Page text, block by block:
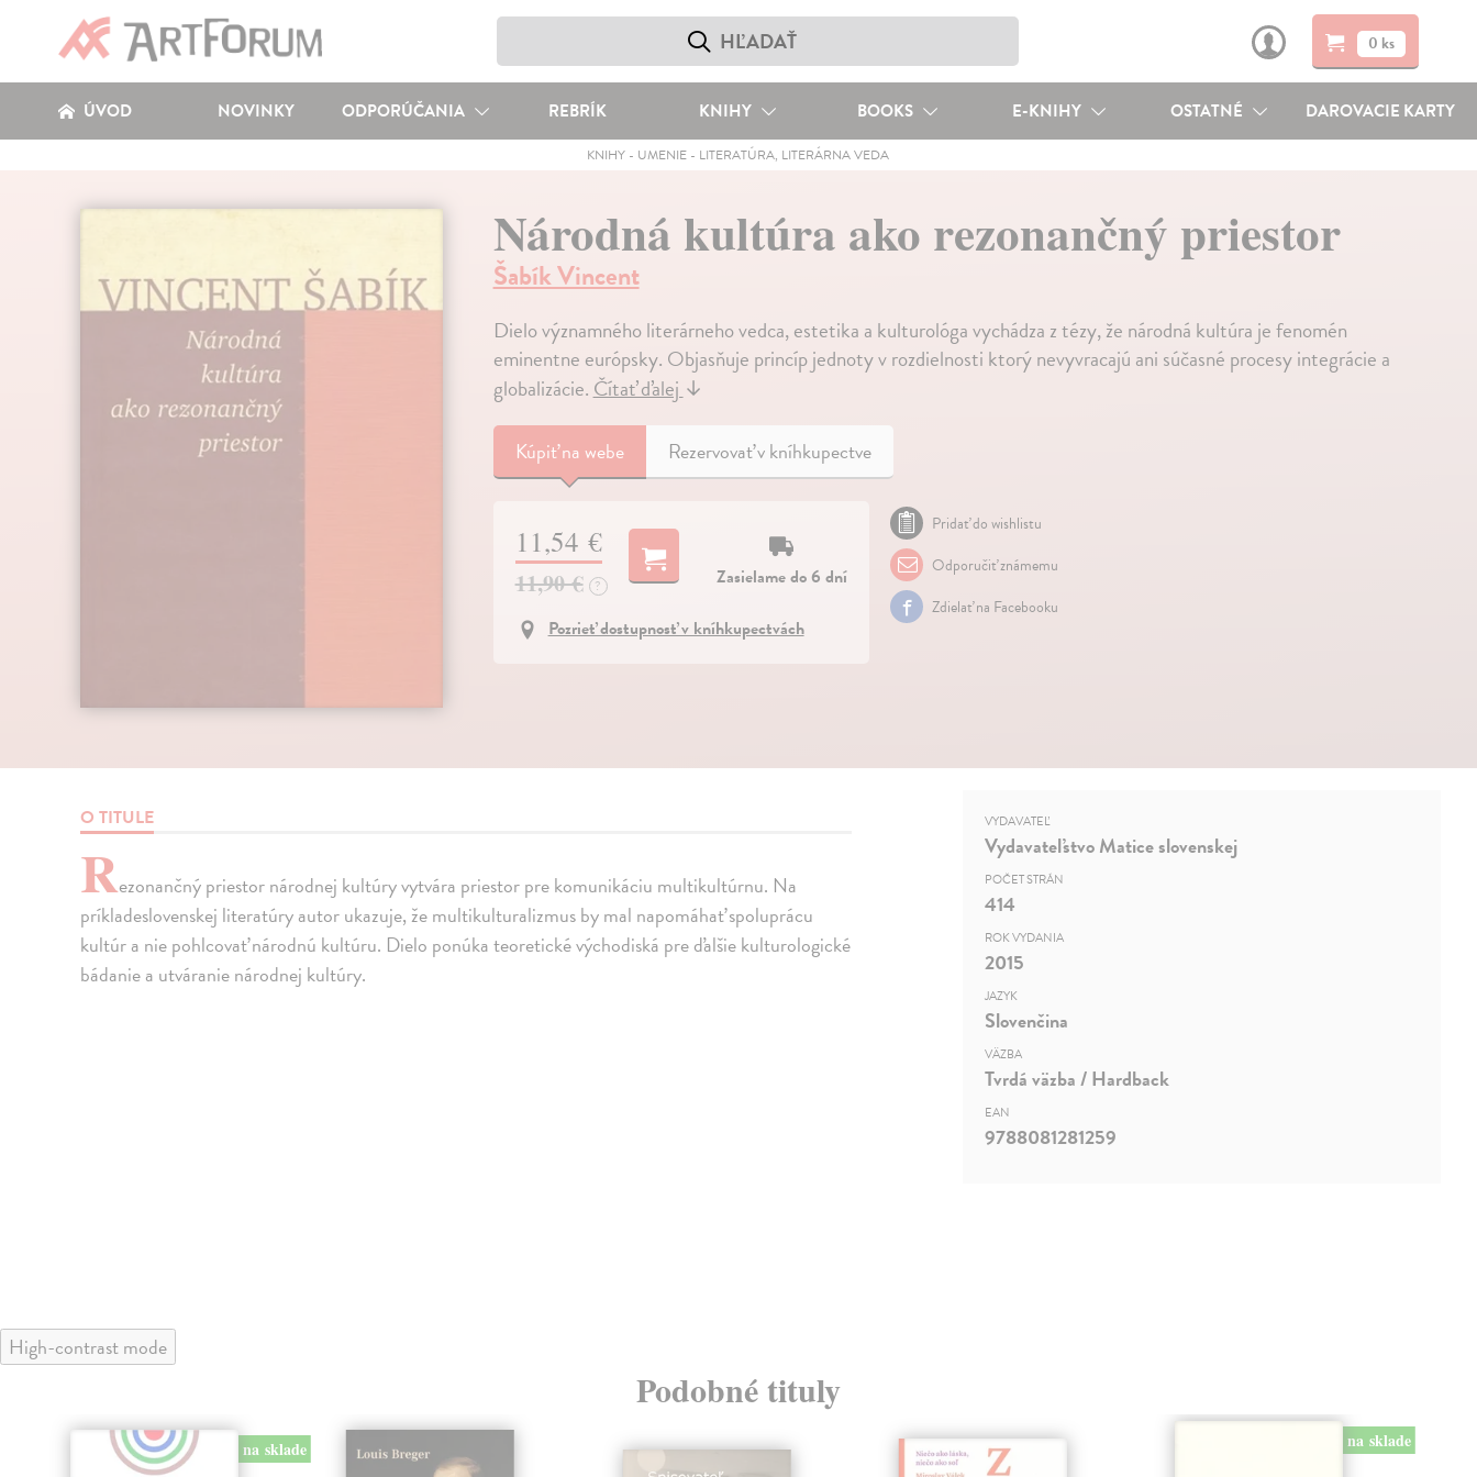
0 ks
ÚVOD NOVINKY ODPORÚČANIA REBRÍK KNIHY BOOKS E-KNIHY OSTATNÉ DAROVACIE KARTY
KNIHY - UMENIE - LITERATÚRA, LITERÁRNA VEDA
Národná kultúra ako rezonančný priestor
Šabík Vincent
Dielo významného literárneho vedca, estetika a kulturológa vychádza z tézy, že národná kultúra je fenomén
eminentne európsky. Objasňuje princíp jednoty v rozdielnosti ktorý nevyvracajú ani súčasné procesy integrácie a
globalizácie.Čítať ďalej↓
Kúpiťna webe Rezervovať v kníhkupectve
11,54 €
11,90 € ?
Zasielame do 6 dní
Pozrieť dostupnosť v kníhkupectvách
Pridať do wishlistu
Odporučiť známemu
Zdielať na Facebooku
O TITULE
Rezonančný priestor národnej kultúry vytvára priestor pre komunikáciu multikultúrnu. Na
príkladeslovenskej literatúry autor ukazuje, že multikulturalizmus by mal napomáhať spoluprácu
kultúr a nie pohlcovať národnú kultúru. Dielo ponúka teoretické východiská pre ďalšie kulturologické
bádanie a utváranie národnej kultúry.
VYDAVATEĽ
Vydavateľstvo Matice slovenskej
POČET STRÁN
414
ROK VYDANIA
2015
JAZYK
Slovenčina
VÄZBA
Tvrdá väzba / Hardback
EAN
9788081281259
High-contrast mode
Podobné tituly
na sklade na sklade